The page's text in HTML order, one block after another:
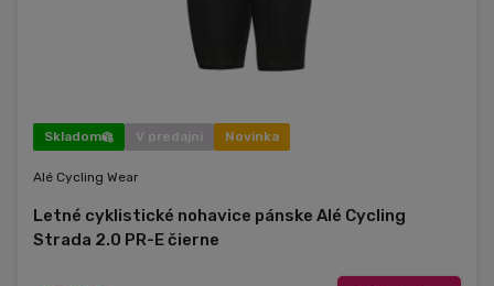
Skladom V predajni Novinka
Alé Cycling Wear
Letné cyklistické nohavice pánske Alé Cycling
Strada 2.0 PR-E čierne